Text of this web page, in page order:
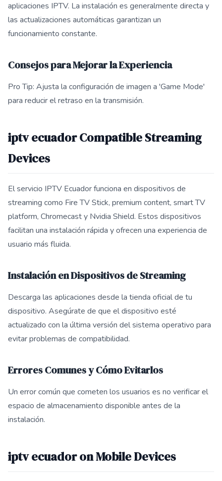
aplicaciones IPTV. La instalación es generalmente directa y
las actualizaciones automáticas garantizan un
funcionamiento constante.
Consejos para Mejorar la Experiencia
Pro Tip: Ajusta la configuración de imagen a 'Game Mode'
para reducir el retraso en la transmisión.
iptv ecuador Compatible Streaming
Devices
El servicio IPTV Ecuador funciona en dispositivos de
streaming como Fire TV Stick, premium content, smart TV
platform, Chromecast y Nvidia Shield. Estos dispositivos
facilitan una instalación rápida y ofrecen una experiencia de
usuario más fluida.
Instalación en Dispositivos de Streaming
Descarga las aplicaciones desde la tienda oficial de tu
dispositivo. Asegúrate de que el dispositivo esté
actualizado con la última versión del sistema operativo para
evitar problemas de compatibilidad.
Errores Comunes y Cómo Evitarlos
Un error común que cometen los usuarios es no verificar el
espacio de almacenamiento disponible antes de la
instalación.
iptv ecuador on Mobile Devices